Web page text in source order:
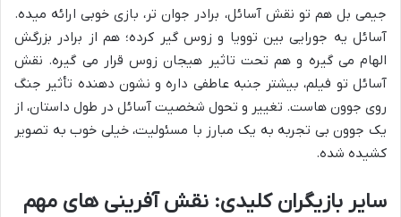
جیمی بل هم تو نقش آسائل، برادر جوان تر، بازی خوبی ارائه میده.
آسائل یه جورایی بین توویا و زوس گیر کرده؛ هم از برادر بزرگش
الهام می گیره و هم تحت تاثیر هیجان زوس قرار می گیره. نقش
آسائل تو فیلم، بیشتر جنبه عاطفی داره و نشون دهنده تأثیر جنگ
روی جوون هاست. تغییر و تحول شخصیت آسائل در طول داستان، از
یک جوون بی تجربه به یک مبارز با مسئولیت، خیلی خوب به تصویر
کشیده شده.
سایر بازیگران کلیدی: نقش آفرینی های مهم